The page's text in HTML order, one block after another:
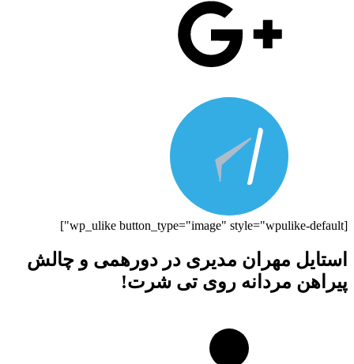
[wp_ulike button_type="image" style="wpulike-default"]
استایل مهران مدیری در دورهمی و چالش
پیراهن مردانه روی تی شرت!